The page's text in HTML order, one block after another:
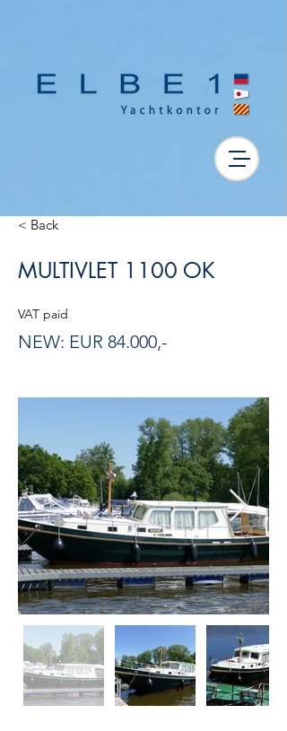
< Back
MULTIVLET 1100 OK
VAT paid
NEW: EUR 84.000,-